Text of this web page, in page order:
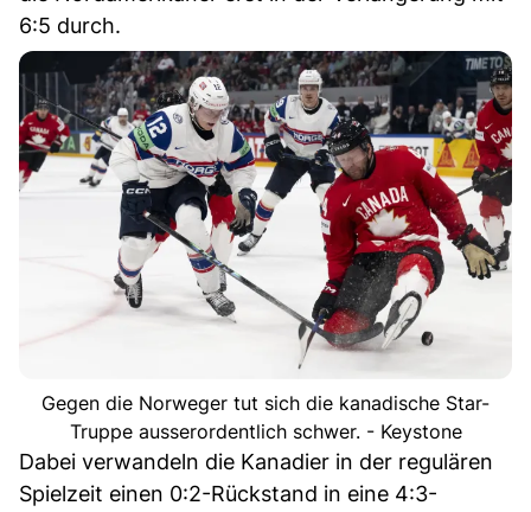
6:5 durch.
Gegen die Norweger tut sich die kanadische Star-
Truppe ausserordentlich schwer. - Keystone
Dabei verwandeln die Kanadier in der regulären
Spielzeit einen 0:2-Rückstand in eine 4:3-